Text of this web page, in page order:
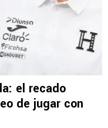
el recado
de jugar con